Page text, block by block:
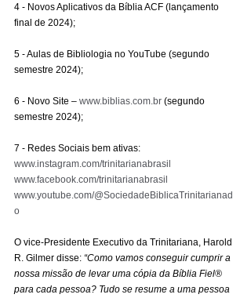
4 - Novos Aplicativos da Bíblia ACF (lançamento
final de 2024);
5 - Aulas de Bibliologia no YouTube (segundo
semestre 2024);
6 - Novo Site – www.biblias.com.br (segundo
semestre 2024);
7 - Redes Sociais bem ativas:
www.instagram.com/trinitarianabrasil
www.facebook.com/trinitarianabrasil
www.youtube.com/@SociedadeBiblicaTrinitarianad
o
O vice-Presidente Executivo da Trinitariana, Harold
R. Gilmer disse: “Como vamos conseguir cumprir a
nossa missão de levar uma cópia da Bíblia Fiel®
para cada pessoa? Tudo se resume a uma pessoa